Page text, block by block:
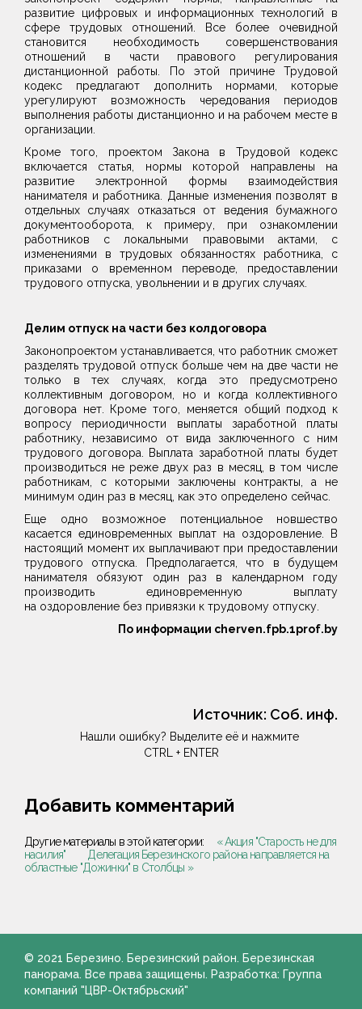
развитие цифровых и информационных технологий в
сфере трудовых отношений. Все более очевидной
становится необходимость совершенствования
отношений в части правового регулирования
дистанционной работы. По этой причине Трудовой
кодекс предлагают дополнить нормами, которые
урегулируют возможность чередования периодов
выполнения работы дистанционно и на рабочем месте в
организации.
Кроме того, проектом Закона в Трудовой кодекс
включается статья, нормы которой направлены на
развитие электронной формы взаимодействия
нанимателя и работника. Данные изменения позволят в
отдельных случаях отказаться от ведения бумажного
документооборота, к примеру, при ознакомлении
работников с локальными правовыми актами, с
изменениями в трудовых обязанностях работника, с
приказами о временном переводе, предоставлении
трудового отпуска, увольнении и в других случаях.
Делим отпуск на части без колдоговора
Законопроектом устанавливается, что работник сможет
разделять трудовой отпуск больше чем на две части не
только в тех случаях, когда это предусмотрено
коллективным договором, но и когда коллективного
договора нет. Кроме того, меняется общий подход к
вопросу периодичности выплаты заработной платы
работнику, независимо от вида заключенного с ним
трудового договора. Выплата заработной платы будет
производиться не реже двух раз в месяц, в том числе
работникам, с которыми заключены контракты, а не
минимум один раз в месяц, как это определено сейчас.
Еще одно возможное потенциальное новшество
касается единовременных выплат на оздоровление. В
настоящий момент их выплачивают при предоставлении
трудового отпуска. Предполагается, что в будущем
нанимателя обязуют один раз в календарном году
производить единовременную выплату
на оздоровление без привязки к трудовому отпуску.
По информации cherven.fpb.1prof.by
Источник: Соб. инф.
Нашли ошибку? Выделите её и нажмите
CTRL + ENTER
Добавить комментарий
Другие материалы в этой категории:
« Акция "Старость не для
насилия"
Делегация Березинского района направляется на
областные "Дожинки" в Столбцы »
© 2021 Березино. Березинский район. Березинская
панорама. Все права защищены. Разработка: Группа
компаний "ЦВР-Октябрьский"